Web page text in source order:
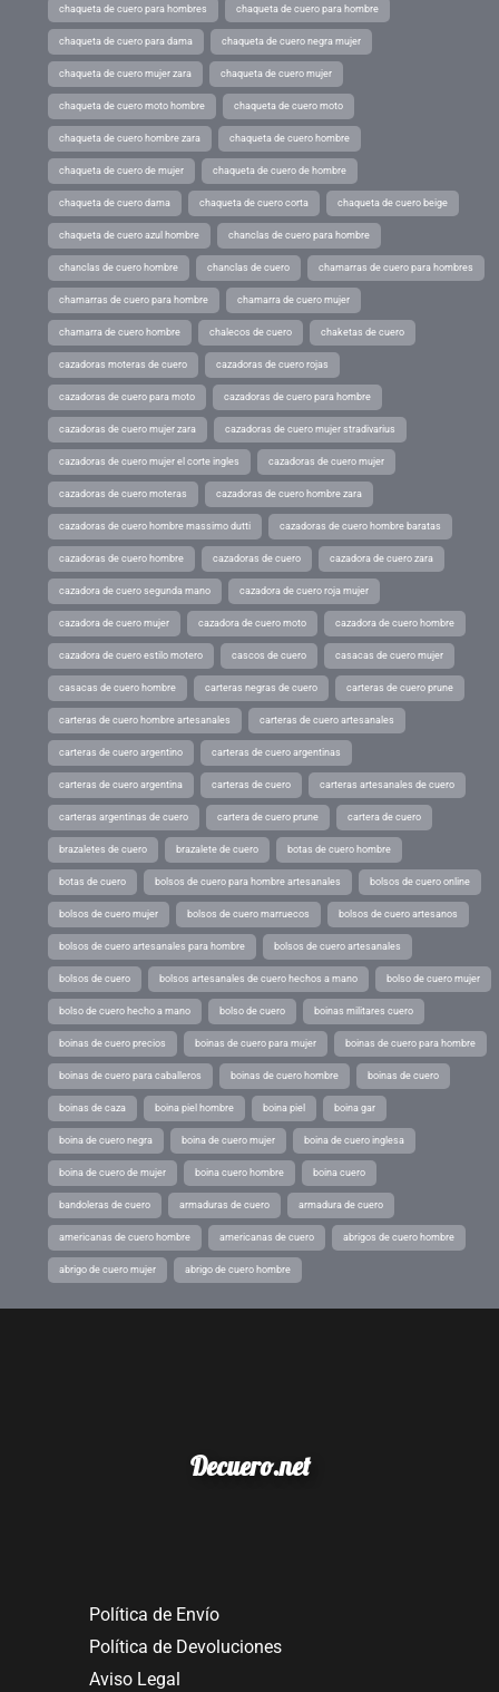
chaqueta de cuero para hombres chaqueta de cuero para hombre
chaqueta de cuero para dama chaqueta de cuero negra mujer
chaqueta de cuero mujer zara chaqueta de cuero mujer
chaqueta de cuero moto hombre chaqueta de cuero moto
chaqueta de cuero hombre zara chaqueta de cuero hombre
chaqueta de cuero de mujer chaqueta de cuero de hombre
chaqueta de cuero dama chaqueta de cuero corta chaqueta de cuero beige
chaqueta de cuero azul hombre chanclas de cuero para hombre
chanclas de cuero hombre chanclas de cuero chamarras de cuero para hombres
chamarras de cuero para hombre chamarra de cuero mujer
chamarra de cuero hombre chalecos de cuero chaketas de cuero
cazadoras moteras de cuero cazadoras de cuero rojas
cazadoras de cuero para moto cazadoras de cuero para hombre
cazadoras de cuero mujer zara cazadoras de cuero mujer stradivarius
cazadoras de cuero mujer el corte ingles cazadoras de cuero mujer
cazadoras de cuero moteras cazadoras de cuero hombre zara
cazadoras de cuero hombre massimo dutti cazadoras de cuero hombre baratas
cazadoras de cuero hombre cazadoras de cuero cazadora de cuero zara
cazadora de cuero segunda mano cazadora de cuero roja mujer
cazadora de cuero mujer cazadora de cuero moto cazadora de cuero hombre
cazadora de cuero estilo motero cascos de cuero casacas de cuero mujer
casacas de cuero hombre carteras negras de cuero carteras de cuero prune
carteras de cuero hombre artesanales carteras de cuero artesanales
carteras de cuero argentino carteras de cuero argentinas
carteras de cuero argentina carteras de cuero carteras artesanales de cuero
carteras argentinas de cuero cartera de cuero prune cartera de cuero
brazaletes de cuero brazalete de cuero botas de cuero hombre
botas de cuero bolsos de cuero para hombre artesanales bolsos de cuero online
bolsos de cuero mujer bolsos de cuero marruecos bolsos de cuero artesanos
bolsos de cuero artesanales para hombre bolsos de cuero artesanales
bolsos de cuero bolsos artesanales de cuero hechos a mano bolso de cuero mujer
bolso de cuero hecho a mano bolso de cuero boinas militares cuero
boinas de cuero precios boinas de cuero para mujer boinas de cuero para hombre
boinas de cuero para caballeros boinas de cuero hombre boinas de cuero
boinas de caza boina piel hombre boina piel boina gar
boina de cuero negra boina de cuero mujer boina de cuero inglesa
boina de cuero de mujer boina cuero hombre boina cuero
bandoleras de cuero armaduras de cuero armadura de cuero
americanas de cuero hombre americanas de cuero abrigos de cuero hombre
abrigo de cuero mujer abrigo de cuero hombre
Decuero.net
Política de Envío
Política de Devoluciones
Aviso Legal